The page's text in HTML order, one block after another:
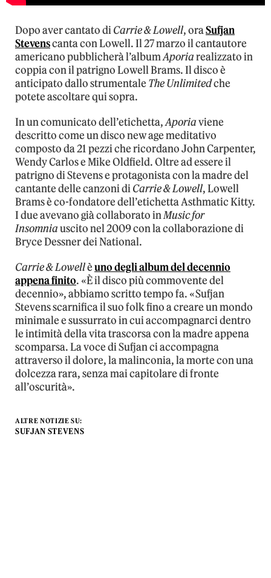
Dopo aver cantato diCarrie & Lowell, oraSufjan
Stevenscanta con Lowell. Il 27 marzo il cantautore
americano pubblicherà l’albumAporiarealizzato in
coppia con il patrigno Lowell Brams. Il disco è
anticipato dallo strumentale The Unlimitedche
potete ascoltare qui sopra.
In un comunicato dell’etichetta,Aporiaviene
descritto come un disco new age meditativo
composto da 21 pezzi che ricordano John Carpenter,
Wendy Carlos e Mike Oldfield. Oltre ad essere il
patrigno di Stevens e protagonista con la madre del
cantante delle canzoni diCarrie & Lowell, Lowell
Brams è co-fondatore dell’etichetta Asthmatic Kitty.
I due avevano giàcollaborato inMusic for
Insomniauscito nel 2009 con la collaborazione di
Bryce Dessner dei National.
Carrie & Lowellèuno degli album del decennio
appena finito. «È il disco più commovente del
decennio», abbiamo scritto tempo fa. «Sufjan
Stevens scarnifica il suo folk fino a creare un mondo
minimale e sussurrato in cui accompagnarci dentro
le intimità della vita trascorsa con la madre appena
scomparsa. La voce di Sufjan ci accompagna
attraverso il dolore, la malinconia, la morte con una
dolcezza rara, senza mai capitolare di fronte
all’oscurità».
ALTRE NOTIZIE SU:
SUFJAN STEVENS